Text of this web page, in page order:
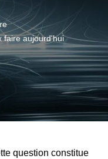
faire aujourd'hui
question constitue